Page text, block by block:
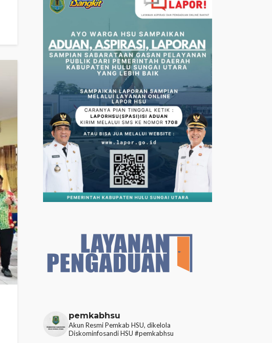
pemkabhsu
Akun Resmi Pemkab HSU, dikelola
Diskominfosandi HSU #pemkabhsu